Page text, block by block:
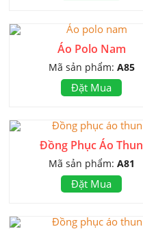
Áo Polo Nam
Mã sản phẩm: A85
Đặt Mua
Đồng Phục Áo Thun
Mã sản phẩm: A81
Đặt Mua